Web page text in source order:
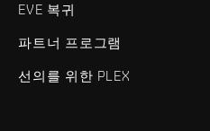
EVE 복귀
파트너 프로그램
선의를 위한 PLEX